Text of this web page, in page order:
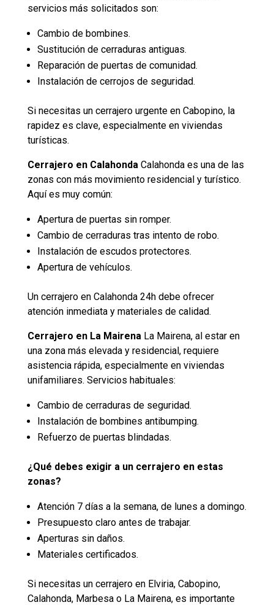
servicios más solicitados son:
Cambio de bombines.
Sustitución de cerraduras antiguas.
Reparación de puertas de comunidad.
Instalación de cerrojos de seguridad.
Si necesitas un cerrajero urgente en Cabopino, la
rapidez es clave, especialmente en viviendas
turísticas.
Cerrajero en CalahondaCalahonda es una de las
zonas con más movimiento residencial y turístico.
Aquí es muy común:
Apertura de puertas sin romper.
Cambio de cerraduras tras intento de robo.
Instalación de escudos protectores.
Apertura de vehículos.
Un cerrajero en Calahonda 24h debe ofrecer
atención inmediata y materiales de calidad.
Cerrajero en La MairenaLa Mairena, al estar en
una zona más elevada y residencial, requiere
asistencia rápida, especialmente en viviendas
unifamiliares. Servicios habituales:
Cambio de cerraduras de seguridad.
Instalación de bombines antibumping.
Refuerzo de puertas blindadas.
¿Qué debes exigir a un cerrajero en estas
zonas?
Atención 7 días a la semana, de lunes a domingo.
Presupuesto claro antes de trabajar.
Aperturas sin daños.
Materiales certificados.
Si necesitas un cerrajero en Elviria, Cabopino,
Calahonda, Marbesa o La Mairena, es importante